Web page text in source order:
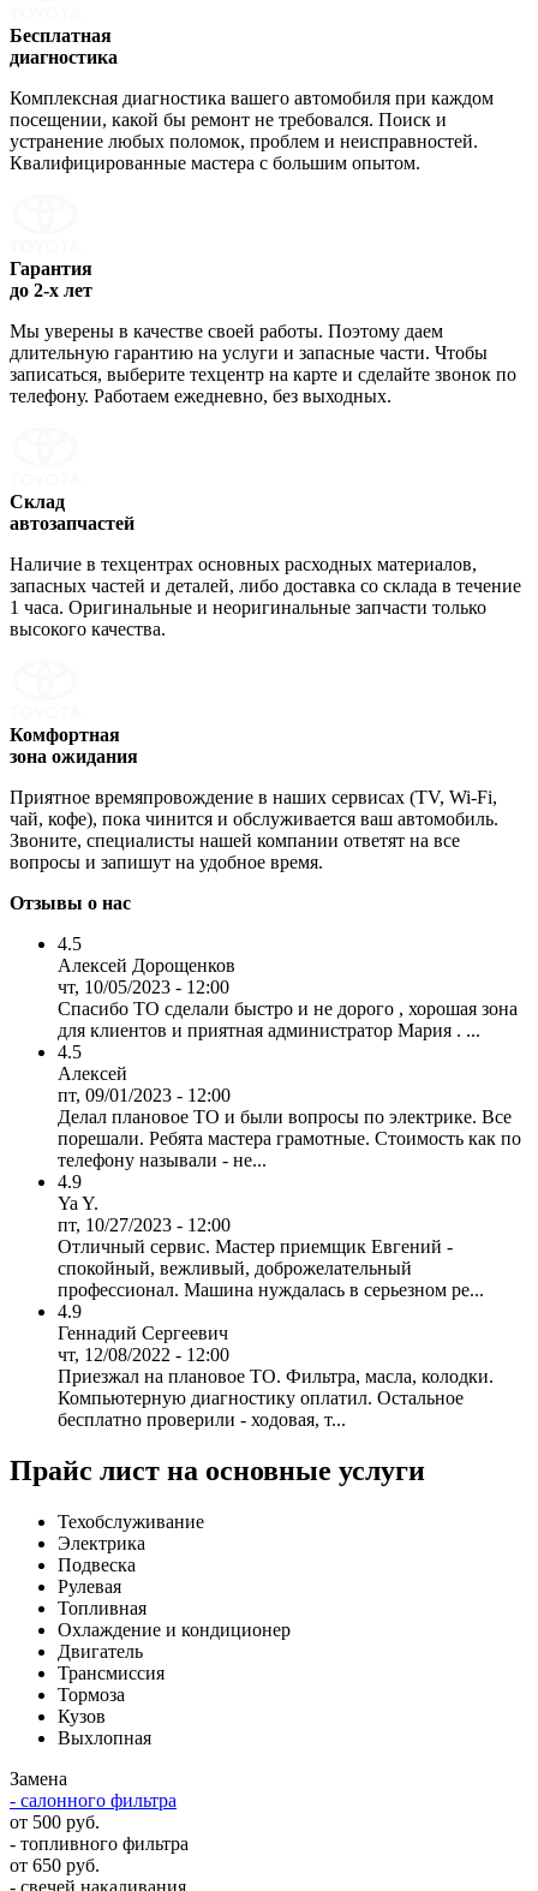
Бесплатная
диагностика
Комплексная диагностика вашего автомобиля при каждом
посещении, какой бы ремонт не требовался. Поиск и
устранение любых поломок, проблем и неисправностей.
Квалифицированные мастера с большим опытом.
Гарантия
до 2-х лет
Мы уверены в качестве своей работы. Поэтому даем
длительную гарантию на услуги и запасные части. Чтобы
записаться, выберите техцентр на карте и сделайте звонок по
телефону. Работаем ежедневно, без выходных.
Склад
автозапчастей
Наличие в техцентрах основных расходных материалов,
запасных частей и деталей, либо доставка со склада в течение
1 часа. Оригинальные и неоригинальные запчасти только
высокого качества.
Комфортная
зона ожидания
Приятное времяпровождение в наших сервисах (TV, Wi-Fi,
чай, кофе), пока чинится и обслуживается ваш автомобиль.
Звоните, специалисты нашей компании ответят на все
вопросы и запишут на удобное время.
Отзывы о нас
4.5
Алексей Дорощенков
чт, 10/05/2023 - 12:00
Спасибо ТО сделали быстро и не дорого , хорошая зона
для клиентов и приятная администратор Мария . ...
4.5
Алексей
пт, 09/01/2023 - 12:00
Делал плановое ТО и были вопросы по электрике. Все
порешали. Ребята мастера грамотные. Стоимость как по
телефону называли - не...
4.9
Ya Y.
пт, 10/27/2023 - 12:00
Отличный сервис. Мастер приемщик Евгений -
спокойный, вежливый, доброжелательный
профессионал. Машина нуждалась в серьезном ре...
4.9
Геннадий Сергеевич
чт, 12/08/2022 - 12:00
Приезжал на плановое ТО. Фильтра, масла, колодки.
Компьютерную диагностику оплатил. Остальное
бесплатно проверили - ходовая, т...
Прайс лист на основные услуги
Техобслуживание
Электрика
Подвеска
Рулевая
Топливная
Охлаждение и кондиционер
Двигатель
Трансмиссия
Тормоза
Кузов
Выхлопная
Замена
- салонного фильтра
от 500 руб.
- топливного фильтра
от 650 руб.
- свечей накаливания